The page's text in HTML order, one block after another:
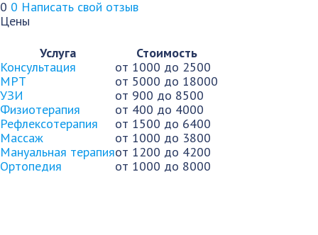
0 0 Написать свой отзыв
Цены
Услуга
Стоимость
Консультация
от 1000 до 2500
МРТ
от 5000 до 18000
УЗИ
от 900 до 8500
Физиотерапия
от 400 до 4000
Рефлексотерапия
от 1500 до 6400
Массаж
от 1000 до 3800
Мануальная терапияот 1200 до 4200
Ортопедия
от 1000 до 8000